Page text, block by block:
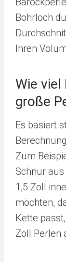
Bohrloch
Ihren
Wie viel
große
Es basiert
Zum
Schnur
1,5 Zoll
möchten,
Kette
Zoll Perlen